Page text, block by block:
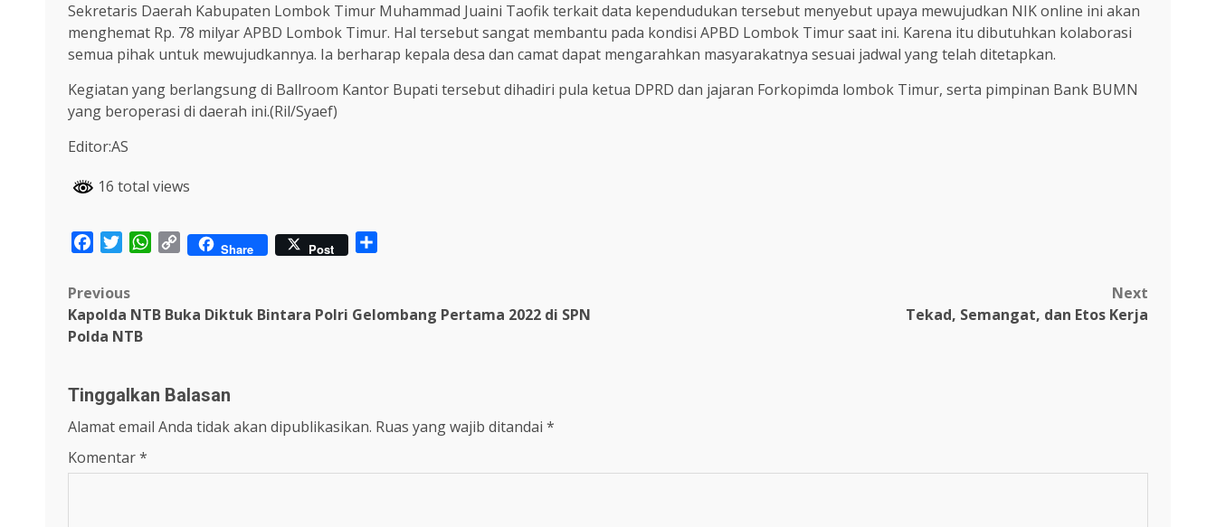
Sekretaris Daerah Kabupaten Lombok Timur Muhammad Juaini Taofik terkait data kependudukan tersebut menyebut upaya mewujudkan NIK online ini akan
menghemat Rp. 78 milyar APBD Lombok Timur. Hal tersebut sangat membantu pada kondisi APBD Lombok Timur saat ini. Karena itu dibutuhkan kolaborasi
semua pihak untuk mewujudkannya. Ia berharap kepala desa dan camat dapat mengarahkan masyarakatnya sesuai jadwal yang telah ditetapkan.
Kegiatan yang berlangsung di Ballroom Kantor Bupati tersebut dihadiri pula ketua DPRD dan jajaran Forkopimda lombok Timur, serta pimpinan Bank BUMN
yang beroperasi di daerah ini.(Ril/Syaef)
Editor:AS
16 total views
FacebookTwitterWhatsApp
Copy Share Post
Post
navigation
Previous
Kapolda NTB Buka Diktuk Bintara Polri Gelombang Pertama 2022 di SPN
Polda NTB
Next
Tekad, Semangat, dan Etos Kerja
Tinggalkan Balasan
Alamat email Anda tidak akan dipublikasikan. Ruas yang wajib ditandai *
Komentar*